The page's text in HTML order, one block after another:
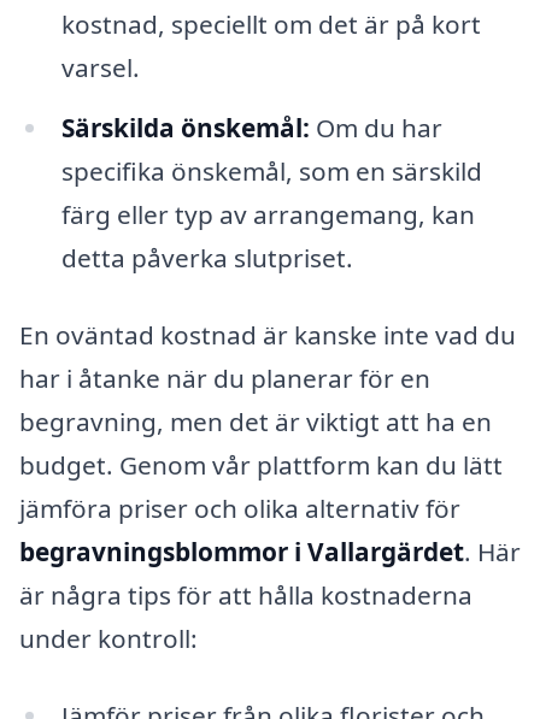
kostnad, speciellt om det är på kort
varsel.
Särskilda önskemål: Om du har
specifika önskemål, som en särskild
färg eller typ av arrangemang, kan
detta påverka slutpriset.
En oväntad kostnad är kanske inte vad du
har i åtanke när du planerar för en
begravning, men det är viktigt att ha en
budget. Genom vår plattform kan du lätt
jämföra priser och olika alternativ för
begravningsblommor i Vallargärdet. Här
är några tips för att hålla kostnaderna
under kontroll: